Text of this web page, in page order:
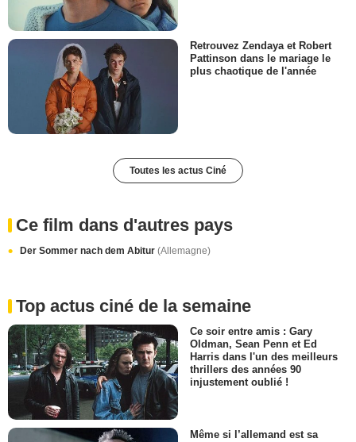
Retrouvez Zendaya et Robert
Pattinson dans le mariage le
plus chaotique de l'année
Toutes les actus Ciné
Ce film dans d'autres pays
Der Sommer nach dem Abitur (Allemagne)
Top actus ciné de la semaine
Ce soir entre amis : Gary
Oldman, Sean Penn et Ed
Harris dans l'un des meilleurs
thrillers des années 90
injustement oublié !
Même si l’allemand est sa